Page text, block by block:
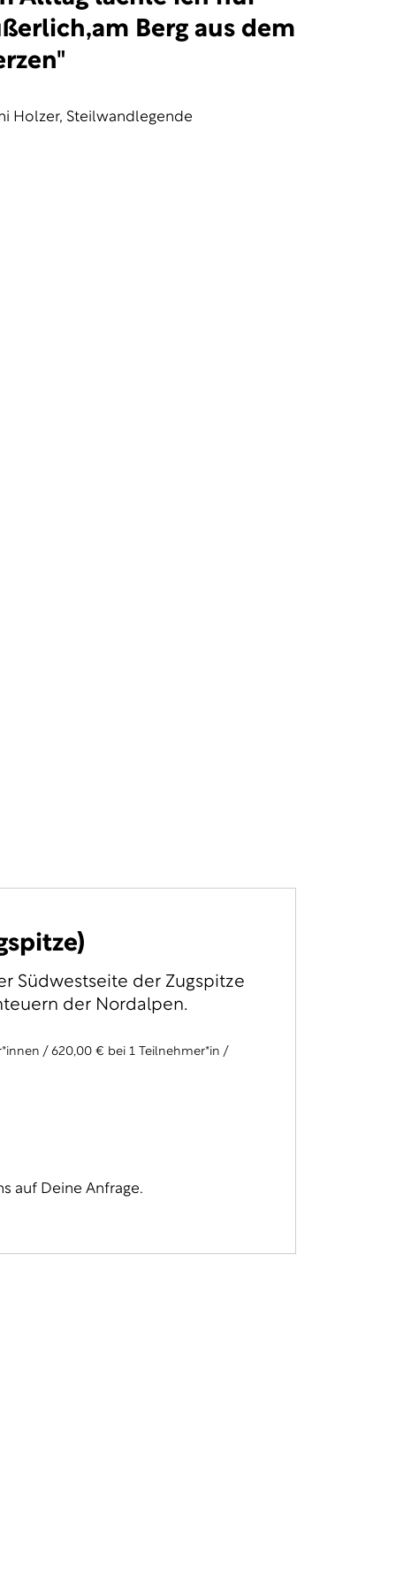
Berg aus dem
Holzer, Steilwandlegende
Südwestseite der Zugspitze
der Nordalpen.
/ 620,00 € bei 1 Teilnehmer*in /
auf Deine Anfrage.